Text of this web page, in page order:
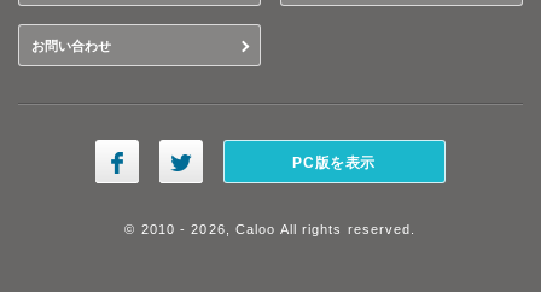
お問い合わせ
PC版を表示
© 2010 - 2026, Caloo All rights reserved.